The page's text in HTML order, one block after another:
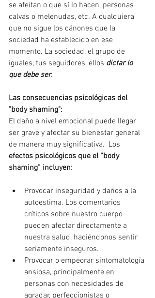
se afeitan o que sí lo hacen, personas
calvas o melenudas, etc. A cualquiera
que no sigue los cánones que la
sociedad ha establecido en ese
momento. La sociedad, el grupo de
iguales, tus seguidores, ellos dictar lo
que debe ser.
Las consecuencias psicológicas del
"body shaming":
El daño a nivel emocional puede llegar
ser grave y afectar su bienestar general
de manera muy significativa.  Los
efectos psicológicos que el “body
shaming” incluyen:
Provocar inseguridad y daños a la
autoestima. Los comentarios
críticos sobre nuestro cuerpo
pueden afectar directamente a
nuestra salud, haciéndonos sentir
seriamente inseguros.
Provocar o empeorar sintomatología
ansiosa, principalmente en
personas con necesidades de
agradar, perfeccionistas o